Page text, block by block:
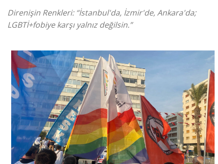
Direnişin Renkleri: “İstanbul'da, İzmir'de, Ankara'da;
LGBTİ+fobiye karşı yalnız değilsin.”